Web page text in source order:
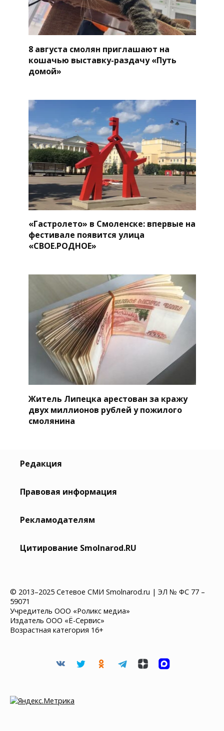
8 августа смолян приглашают на
кошачью выставку-раздачу «Путь
домой»
«Гастролето» в Смоленске: впервые на
фестивале появится улица
«СВОЕ.РОДНОЕ»
Житель Липецка арестован за кражу
двух миллионов рублей у пожилого
смолянина
Редакция
Правовая информация
Рекламодателям
Цитирование Smolnarod.RU
© 2013–2025 Сетевое СМИ Smolnarod.ru | ЭЛ № ФС 77 –
59071
Учредитель ООО «Роликс медиа»
Издатель ООО «Ё-Сервис»
Возрастная категория 16+